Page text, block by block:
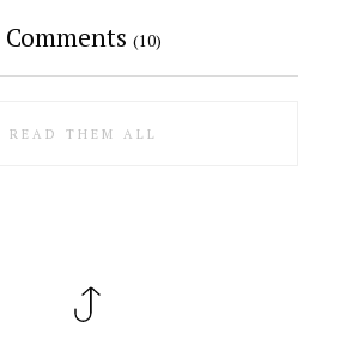
Comments (10)
READ THEM ALL